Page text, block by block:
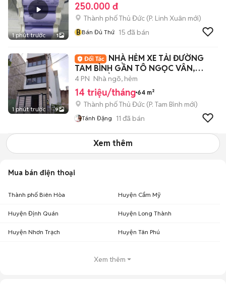
1 phút trước 1
250.000 đ
Thành phố Thủ Đức (P. Linh Xuân mới)
BBán Đủ Thứ 15 đã bán
1 phút trước 9
NHÀ HẺM XE TẢI ĐƯỜNG
TAM BÌNH GẦN TÔ NGỌC VÂN,
1TRỆT 2LẦU+ST 4PN 3WC
4 PN Nhà ngõ, hẻm
14 triệu/tháng 64 m²
Thành phố Thủ Đức (P. Tam Bình mới)
Tánh Đặng 11 đã bán
Xem thêm
Mua bán điện thoại
Thành phố Biên Hòa Huyện Cẩm Mỹ
Huyện Định Quán Huyện Long Thành
Huyện Nhơn Trạch Huyện Tân Phú
Xem thêm